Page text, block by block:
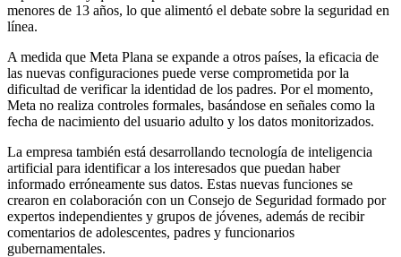
menores de 13 años, lo que alimentó el debate sobre la seguridad en
línea.
A medida que Meta Plana se expande a otros países, la eficacia de
las nuevas configuraciones puede verse comprometida por la
dificultad de verificar la identidad de los padres. Por el momento,
Meta no realiza controles formales, basándose en señales como la
fecha de nacimiento del usuario adulto y los datos monitorizados.
La empresa también está desarrollando tecnología de inteligencia
artificial para identificar a los interesados ​​que puedan haber
informado erróneamente sus datos. Estas nuevas funciones se
crearon en colaboración con un Consejo de Seguridad formado por
expertos independientes y grupos de jóvenes, además de recibir
comentarios de adolescentes, padres y funcionarios
gubernamentales.